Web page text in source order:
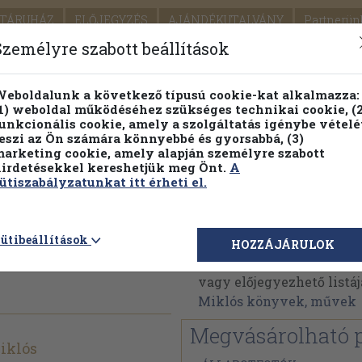
ELŐJEGYZÉS AJÁNDÉKUTALVÁNY
SEGÍTSÉG
PILLANATNYI ÁRAINK FENNTARTHATÓ
Részletes kereső Témaköri fa
a
Dr. Józsa Miklós
Dr. Józsa Miklós
vagy előjegyezhető
Miklós könyvek, művek
Megvásárolható
szabott beállítások
a következő típusú cookie-kat alkalmazza:
weboldal működéséhez szükséges technikai cookie,
cookie, amely a szolgáltatás igénybe
az Ön számára könnyebbé és gyorsabbá, (3)
cookie, amely alapján személyre szabott
kereshetjük meg Önt. A
itt érheti el.
HOZZÁJÁRULOK